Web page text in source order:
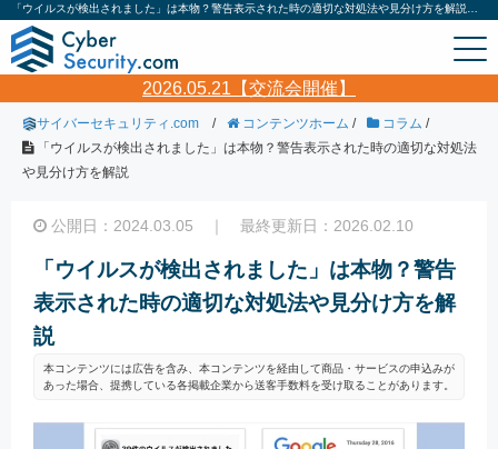
2026.05.21【交流会開催】
サイバーセキュリティ.com / コンテンツホーム / コラム /
「ウイルスが検出されました」は本物？警告表示された時の適切な対処法
や見分け方を解説
公開日：2024.03.05 ｜ 最終更新日：2026.02.10
「ウイルスが検出されました」は本物？警告
表示された時の適切な対処法や見分け方を解
説
本コンテンツには広告を含み、本コンテンツを経由して商品・サービスの申込みが
あった場合、提携している各掲載企業から送客手数料を受け取ることがあります。